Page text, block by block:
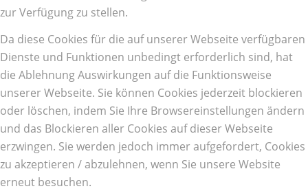
zur Verfügung zu stellen.
Da diese Cookies für die auf unserer Webseite verfügbaren
Dienste und Funktionen unbedingt erforderlich sind, hat
die Ablehnung Auswirkungen auf die Funktionsweise
unserer Webseite. Sie können Cookies jederzeit blockieren
oder löschen, indem Sie Ihre Browsereinstellungen ändern
und das Blockieren aller Cookies auf dieser Webseite
erzwingen. Sie werden jedoch immer aufgefordert, Cookies
zu akzeptieren / abzulehnen, wenn Sie unsere Website
erneut besuchen.